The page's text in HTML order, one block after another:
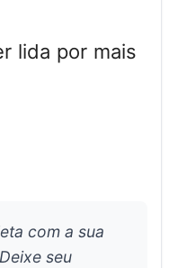
lida por mais
com a sua
seu